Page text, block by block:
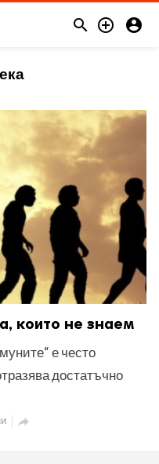
  
които не знаем
е често
достатъчно
